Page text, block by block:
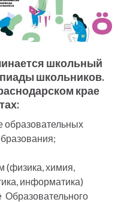
школьный
школьников.
крае
образовательных
(физика, химия,
информатика)
Образовательного